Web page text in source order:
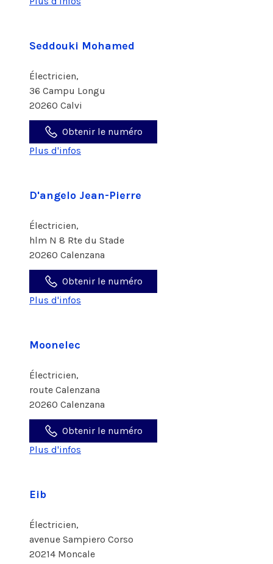
Seddouki Mohamed
Électricien,
36 Campu Longu
20260 Calvi
Obtenir le numéro
Plus d'infos
D'angelo Jean-Pierre
Électricien,
hlm N 8 Rte du Stade
20260 Calenzana
Obtenir le numéro
Plus d'infos
Moonelec
Électricien,
route Calenzana
20260 Calenzana
Obtenir le numéro
Plus d'infos
Eib
Électricien,
avenue Sampiero Corso
20214 Moncale